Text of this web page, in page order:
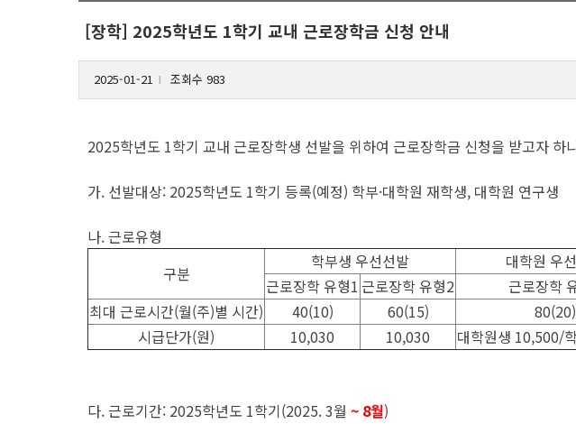
[장학] 2025학년도 1학기 교내 근로장학금 신청 안내
2025-01-21 조회수 983
2025학년도 1학기 교내 근로장학생 선발을 위하여 근로장학금 신청을 받고자
가. 선발대상: 2025학년도 1학기 등록(예정) 학부·대학원 재학생, 대학원 연구생
나. 근로유형
구분
학부생 우선선발
대학원 우
근로장학 유형1 근로장학 유형2
근로장학
최대 근로시간(월(주)별 시간)
40(10) 60(15)
80(20)
시급단가(원)
10,030 10,030 대학원생 10,500/
다. 근로기간: 2025학년도 1학기(2025. 3월 ~ 8월)